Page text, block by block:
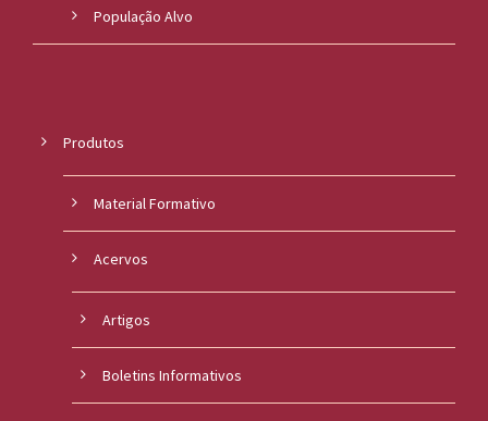
População Alvo
Produtos
Material Formativo
Acervos
Artigos
Boletins Informativos